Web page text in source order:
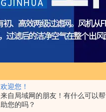
欢迎您！
来自局域网的朋友！有什么可以帮
助您的吗？